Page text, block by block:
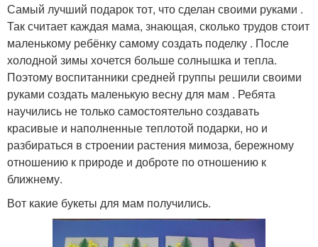
Самый лучший подарок тот, что сделан своими руками .
Так считает каждая мама, знающая, сколько трудов стоит
маленькому ребёнку самому создать поделку . После
холодной зимы хочется больше солнышка и тепла.
Поэтому воспитанники средней группы решили своими
руками создать маленькую весну для мам . Ребята
научились не только самостоятельно создавать
красивые и наполненные теплотой подарки, но и
разбираться в строении растения мимоза, бережному
отношению к природе и доброте по отношению к
ближнему.
Вот какие букеты для мам получились.